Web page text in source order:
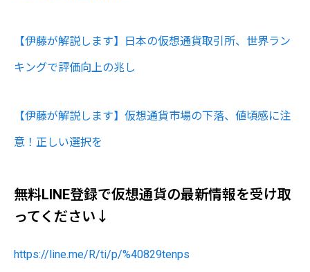
【伊藤が解説します】日本の仮想通貨取引所、世界ラン
キングで評価向上の兆し
【伊藤が解説します】仮想通貨市場の下落、値頃感に注
意！正しい選択を
無料LINE登録で仮想通貨の最新情報を受け取
ってください↓
https://line.me/R/ti/p/%40829tenps